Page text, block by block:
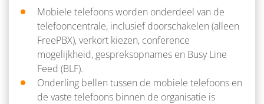
Mobiele telefoons worden onderdeel van de
telefooncentrale, inclusief doorschakelen (alleen
FreePBX), verkort kiezen, conference
mogelijkheid, gespreksopnames en Busy Line
Feed (BLF).
Onderling bellen tussen de mobiele telefoons en
de vaste telefoons binnen de organisatie is